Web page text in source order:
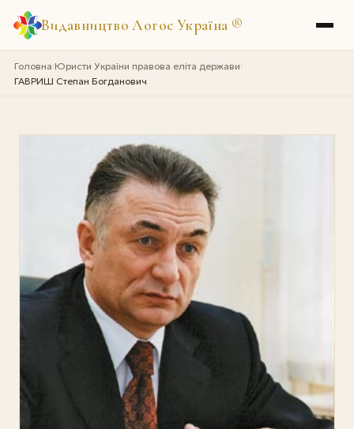
Видавництво Логос Україна ®
Головна›Юристи України правова еліта держави›
ГАВРИШ Степан Богданович